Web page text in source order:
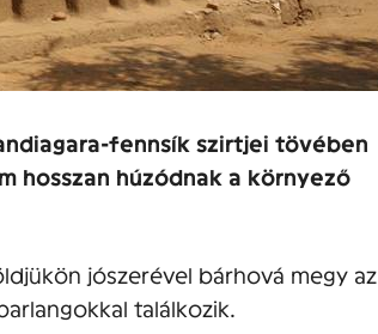
fennsík szirtjei tövében
hosszan húzódnak a környező
jószerével bárhová megy az
találkozik.